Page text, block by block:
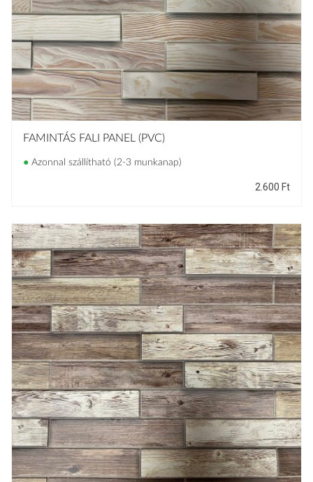
FAMINTÁS FALI PANEL (PVC)
● Azonnal szállítható (2-3 munkanap)
2.600 Ft